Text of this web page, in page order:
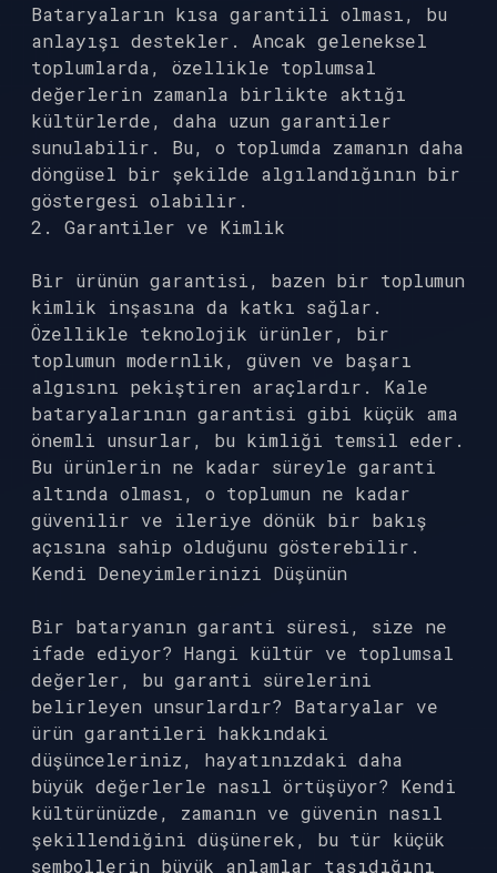
Bataryaların kısa garantili olması, bu
anlayışı destekler. Ancak geleneksel
toplumlarda, özellikle toplumsal
değerlerin zamanla birlikte aktığı
kültürlerde, daha uzun garantiler
sunulabilir. Bu, o toplumda zamanın daha
döngüsel bir şekilde algılandığının bir
göstergesi olabilir.
2. Garantiler ve Kimlik
Bir ürünün garantisi, bazen bir toplumun
kimlik inşasına da katkı sağlar.
Özellikle teknolojik ürünler, bir
toplumun modernlik, güven ve başarı
algısını pekiştiren araçlardır. Kale
bataryalarının garantisi gibi küçük ama
önemli unsurlar, bu kimliği temsil eder.
Bu ürünlerin ne kadar süreyle garanti
altında olması, o toplumun ne kadar
güvenilir ve ileriye dönük bir bakış
açısına sahip olduğunu gösterebilir.
Kendi Deneyimlerinizi Düşünün
Bir bataryanın garanti süresi, size ne
ifade ediyor? Hangi kültür ve toplumsal
değerler, bu garanti sürelerini
belirleyen unsurlardır? Bataryalar ve
ürün garantileri hakkındaki
düşünceleriniz, hayatınızdaki daha
büyük değerlerle nasıl örtüşüyor? Kendi
kültürünüzde, zamanın ve güvenin nasıl
şekillendiğini düşünerek, bu tür küçük
sembollerin büyük anlamlar taşıdığını